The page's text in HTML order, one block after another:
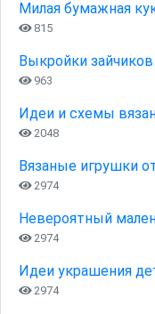
Милая бумажная
815
Выкройки зайчиков
963
Идеи и схемы
2048
Вязаные игрушки
2974
Невероятный
2974
Идеи украшения
2974